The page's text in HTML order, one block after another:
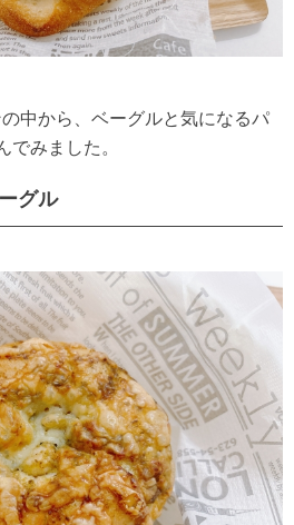
中から、ベーグルと気になるパ
でみました。
グル